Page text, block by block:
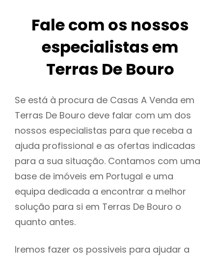
Fale com os nossos
especialistas em
Terras De Bouro
Se está à procura de Casas A Venda em
Terras De Bouro deve falar com um dos
nossos especialistas para que receba a
ajuda profissional e as ofertas indicadas
para a sua situação. Contamos com uma
base de imóveis em Portugal e uma
equipa dedicada a encontrar a melhor
solução para si em Terras De Bouro o
quanto antes.
Iremos fazer os possiveis para ajudar a